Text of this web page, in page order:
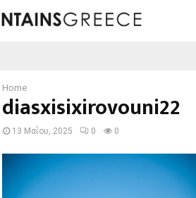
Home
diasxisixirovouni22
13 Μαΐου, 2025 0 0